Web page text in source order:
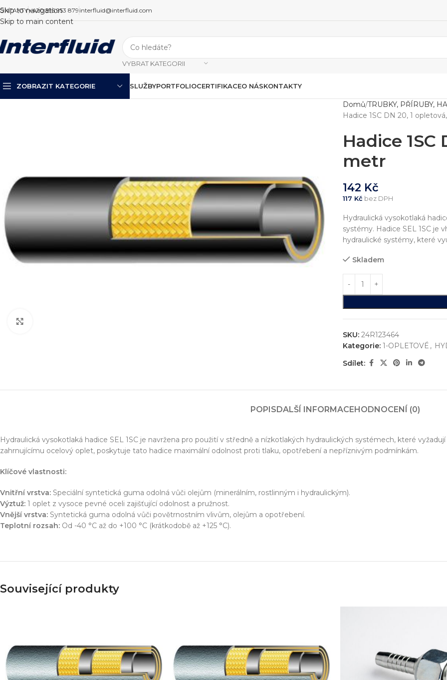
Skip to navigation
Skip to main content
+420 595 953 879 interfluid@interfluid.com
VYBRAT KATEGORII
ZOBRAZIT KATEGORIE SLUŽBY
Specializujeme se na konstrukci zakázkových zařízení, která nejsou sériově vyráběna
Technická dokumentace
Simulace chování zařízení
Více o službě
Technické know-how
PORTFOLIOCERTIFIKACEO NÁSKONTAKTY
Domů TRUBKY, PŘÍRUBY,
Hadice 1SC DN 20, 1
Hadice 1SC
metr
142 Kč
117 Kč bez DPH
Hydraulická vysokotlaká
systémy. Hadice SEL 1SC je
hydraulické systémy, které
Skladem
SKU: 24R123464
Kategorie: 1-OPLETOVÉ ,
Sdílet:
POPISDALŠÍ INFORMACEHODNOCENÍ (0)
Hydraulická vysokotlaká hadice SEL 1SC je navržena pro použití v středně a nízkotlakých hydraulických systémech, které
zahrnujícímu ocelový oplet, poskytuje tato hadice maximální odolnost proti tlaku, opotřebení a nepříznivým podmínkám.
Klíčové vlastnosti:
Vnitřní vrstva: Speciální syntetická guma odolná vůči olejům (minerálním, rostlinným i hydraulickým).
Výztuž: 1 oplet z vysoce pevné oceli zajišťující odolnost a pružnost.
Vnější vrstva: Syntetická guma odolná vůči povětrnostním vlivům, olejům a opotřebení.
Teplotní rozsah: Od -40 °C až do +100 °C (krátkodobě až +125 °C).
Související produkty